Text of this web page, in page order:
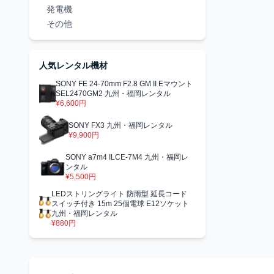
発電機
その他
人気レンタル機材
SONY FE 24-70mm F2.8 GM II Eマウント
SEL2470GM2 九州・福岡レンタル
¥6,600円
SONY FX3 九州・福岡レンタル
¥9,900円
SONY a7m4 ILCE-7M4 九州・福岡レ
ンタル
¥5,500円
LEDストリングライト 防雨型 延長コード
スイッチ付き 15m 25個電球 E12ソケット
九州・福岡レンタル
¥880円